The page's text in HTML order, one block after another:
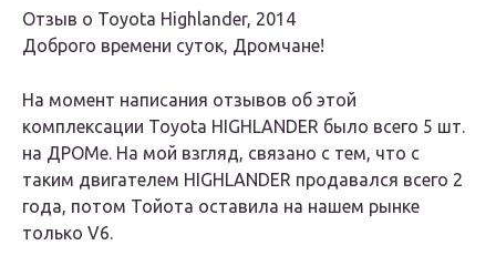
Отзыв о Toyota Highlander, 2014
Доброго времени суток, Дромчане!
На момент написания отзывов об этой
комплексации Toyota HIGHLANDER было всего 5 шт.
на ДРОМе. На мой взгляд, связано с тем, что с
таким двигателем HIGHLANDER продавался всего 2
года, потом Тойота оставила на нашем рынке
только V6.